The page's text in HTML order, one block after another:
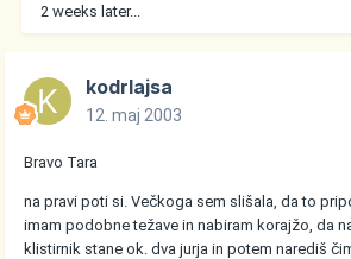
2 weeks later...
kodrlajsa
12. maj 2003
Bravo Tara
na pravi poti si. Večkoga sem slišala, da to
imam podobne težave in nabiram korajžo, da
klistirnik stane ok. dva jurja in potem narediš